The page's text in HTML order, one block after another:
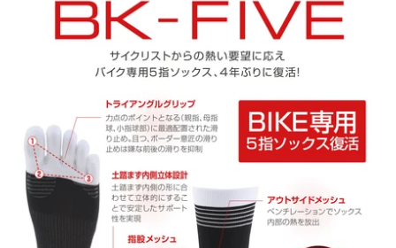
(3010)レッド×ブラック
(6651)ピーコックグリーン×フラッシュイエロー
ナイロン、ポリエステル、ポリウレタン
生産国：日本
わずにペダリングすることが可能です。